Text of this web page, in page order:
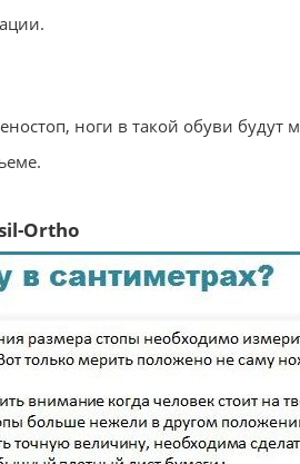
ноги в такой обуви будут
Ortho